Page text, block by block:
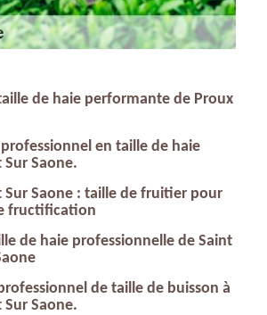
de haie performante de Proux
en taille de haie
Saone.
Sur Saone : taille de fruitier pour
fructification
de haie professionnelle de Saint
de taille de buisson à
Saone.